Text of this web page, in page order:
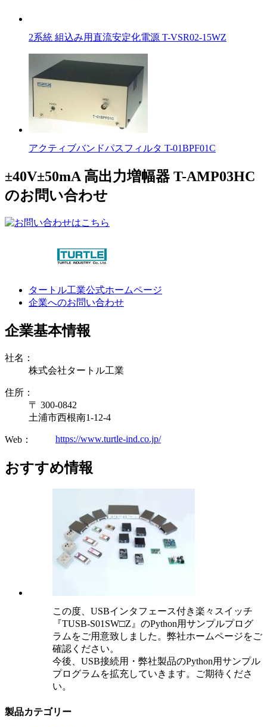
2系統 組込み用直流安定化電源 T-VSR02-15WZ
アクティブバンドパスフィルタ T-01BPF01C
±40V±50mA 高出力増幅器 T-AMP03HC
のお問い合わせ
タートル工業公式ホームページ
企業へのお問い合わせ
企業基本情報
社名：
株式会社タートル工業
住所：
〒 300-0842
土浦市西根南1-12-4
Web： https://www.turtle-ind.co.jp/
おすすめ情報
この度、USBインタフェース付き楽々スイッチ
『TUSB-S01SW□Z』のPython用サンプルプログ
ラムをご用意致しました。弊社ホームページをご
確認ください。
今後、USB接続用・弊社製品のPython用サンプル
プログラムを拡充していきます。ご期待くださ
い。
製品カテゴリー